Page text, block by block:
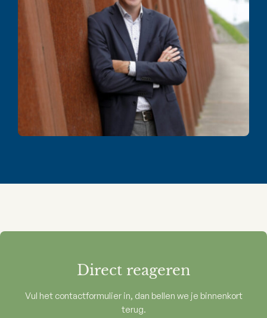
Direct reageren
Vul het contactformulier in, dan bellen we je binnenkort
terug.